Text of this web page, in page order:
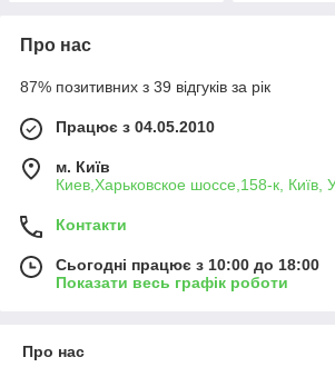
Про нас
87% позитивних з 39 відгуків за рік
Працює з 04.05.2010
м. Київ
Киев,Харьковское шоссе,158-к, Київ,
Контакти
Сьогодні працює з 10:00 до 18:00
Показати весь графік роботи
Про нас